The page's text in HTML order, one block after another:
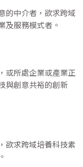
的中介者，欲求跨域
及服務模式者。
或所處企業或產業正
與創意共裕的創新
欲求跨域培養科技素